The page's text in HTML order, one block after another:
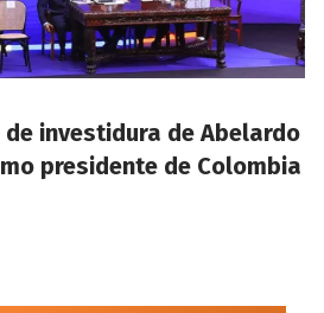
investidura de Abelardo
presidente de Colombia